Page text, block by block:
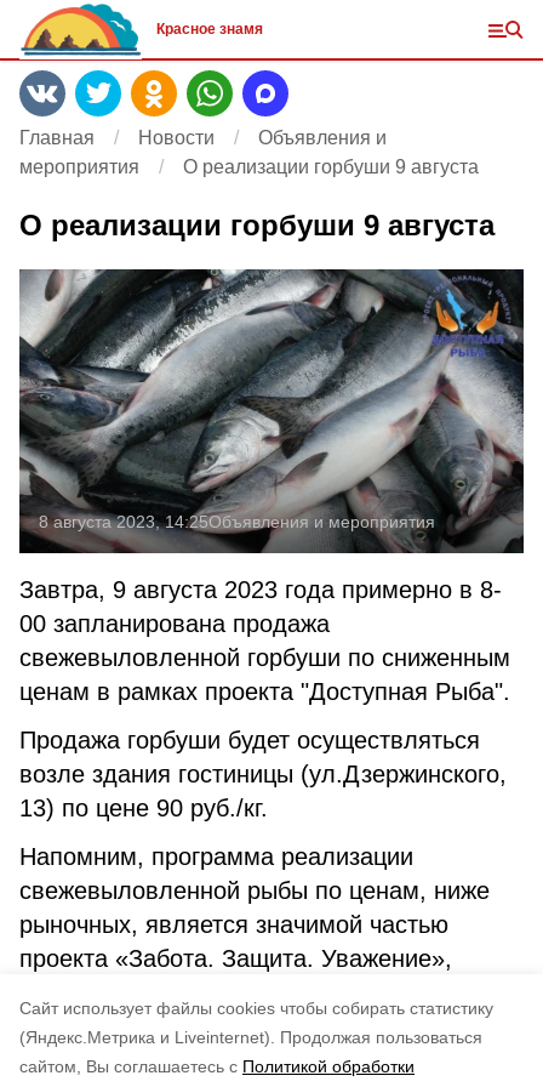
Cайт использует файлы cookies чтобы собирать статистику
(Яндекс.Метрика и Liveinternet).
Продолжая пользоваться
сайтом, Вы соглашаетесь с Политикой обработки
Красное знамя
Главная Новости
Объявления и
мероприятия
О реализации горбуши 9 августа
О реализации горбуши 9 августа
8 августа 2023, 14:25Объявления и мероприятия
⁣Завтра, 9 августа 2023 года примерно в 8-
00 запланирована продажа
свежевыловленной горбуши по сниженным
ценам в рамках проекта "Доступная Рыба".
Продажа горбуши будет осуществляться
возле здания гостиницы (ул.Дзержинского,
13) по цене 90 руб./кг.⁣
Напомним, программа реализации
свежевыловленной рыбы по ценам, ниже
рыночных, является значимой частью
проекта «Забота. Защита. Уважение»,
Валерия Лимаренко.